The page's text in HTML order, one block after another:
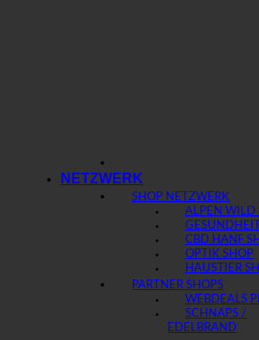
NETZWERK
SHOP NETZWERK
ALPEN WILD
CBD HANF
OPTIK SHOP
HAUSTIER
PARTNER SHOPS
WEBDEALS
SCHNAPS /
EDELBRAND